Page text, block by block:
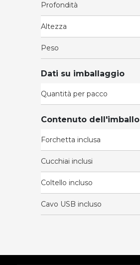
Profondità
Altezza
Peso
Dati su imballaggio
Quantità per pacco
Contenuto dell'imballo
Forchetta inclusa
Cucchiai inclusi
Coltello incluso
Cavo USB incluso